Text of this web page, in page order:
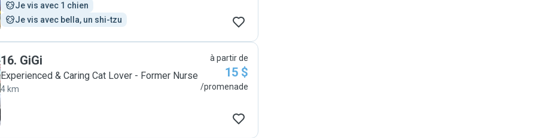
Je vis avec 1 chien
Je vis avec bella, un shi-tzu
16. GiGi
Experienced & Caring Cat Lover - Former Nurse
4 km
à partir de
15 $
/promenade